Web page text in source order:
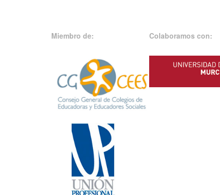
Miembro de: Colaboramos con: